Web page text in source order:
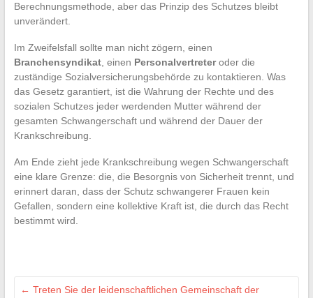
Berechnungsmethode, aber das Prinzip des Schutzes bleibt
unverändert.
Im Zweifelsfall sollte man nicht zögern, einen
Branchensyndikat, einen Personalvertreteroder die
zuständige Sozialversicherungsbehörde zu kontaktieren. Was
das Gesetz garantiert, ist die Wahrung der Rechte und des
sozialen Schutzes jeder werdenden Mutter während der
gesamten Schwangerschaft und während der Dauer der
Krankschreibung.
Am Ende zieht jede Krankschreibung wegen Schwangerschaft
eine klare Grenze: die, die Besorgnis von Sicherheit trennt, und
erinnert daran, dass der Schutz schwangerer Frauen kein
Gefallen, sondern eine kollektive Kraft ist, die durch das Recht
bestimmt wird.
← Treten Sie der leidenschaftlichen Gemeinschaft der